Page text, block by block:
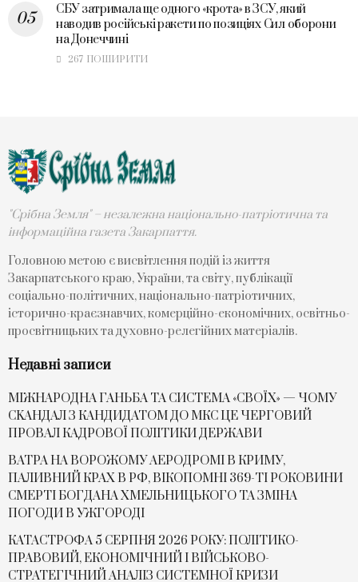
СБУ затримала ще одного «крота» в ЗСУ, який
наводив російські ракети по позиціях Сил оборони
на Донеччині
267 ПОШИРИТИ
"Срібна Земля" – незалежна національно-патріотична та
інформаційна газета Закарпаття.
Головною метою є висвітлення подій із життя
Закарпатського краю, України, та світу, публікації
соціально-політичних, національно-патріотичних,
історично-краєзнавчих, комерційно-економічних, освітньо-
просвітницьких та духовно-релегійних матеріалів.
Недавні записи
МІЖНАРОДНА ГАНЬБА ТА СИСТЕМА «СВОЇХ» — ЧОМУ
СKАНДАЛ З КАНДИДАТОМ ДО МКС ЦЕ ЧЕРГОВИЙ
ПРОВАЛ КАДРОВОЇ ПОЛІТИКИ ДЕРЖАВИ
ВАТРА НА ВОРОЖОМУ АЕРОДРОМІ В КРИМУ,
ПАЛИВНИЙ КРАХ В РФ, ВІКОПОМНІ 369-ТІ РОКОВИНИ
СМЕРТІ БОГДАНА ХМЕЛЬНИЦЬКОГО ТА ЗМІНА
ПОГОДИ В УЖГОРОДІ
КАТАСТРОФА 5 СЕРПНЯ 2026 РОКУ: ПОЛІТИКО-
ПРАВОВИЙ, ЕКОНОМІЧНИЙ І ВІЙСЬКОВО-
СТРАТЕГІЧНИЙ АНАЛІЗ СИСТЕМНОЇ КРИЗИ